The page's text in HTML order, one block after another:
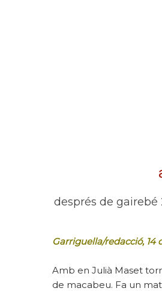
després de
Garriguella/redacció, 14
Amb en Julià Maset
de macabeu. Fa un